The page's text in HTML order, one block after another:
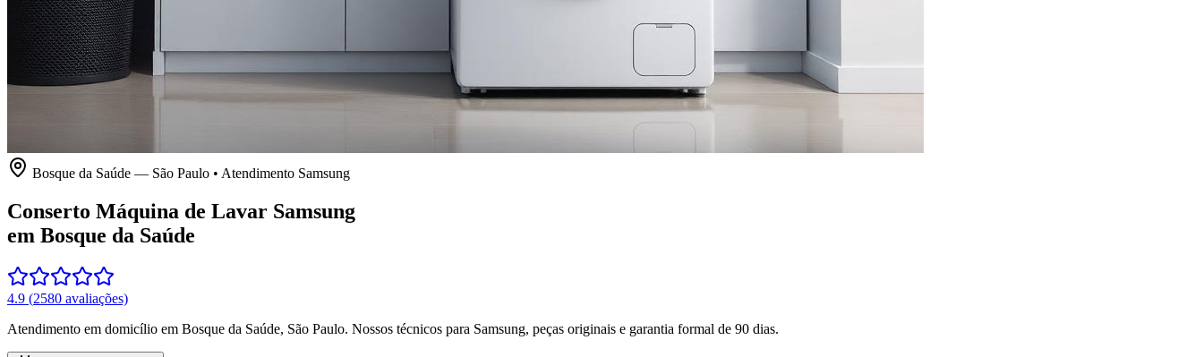
Bosque da Saúde — São Paulo • Atendimento Samsung
Conserto Máquina de Lavar Samsung
em Bosque da Saúde
4.9 (2580 avaliações)
Atendimento em domicílio em Bosque da Saúde, São Paulo. Nossos técnicos para Samsung, peças originais e garantia formal de 90 dias.